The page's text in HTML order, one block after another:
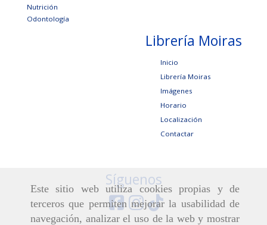
Este sitio web utiliza cookies propias y de
terceros que permiten mejorar la usabilidad de
navegación, analizar el uso de la web y mostrar
Nutrición
Odontología
Librería Moiras
Inicio
Librería Moiras
Imágenes
Horario
Localización
Contactar
Síguenos